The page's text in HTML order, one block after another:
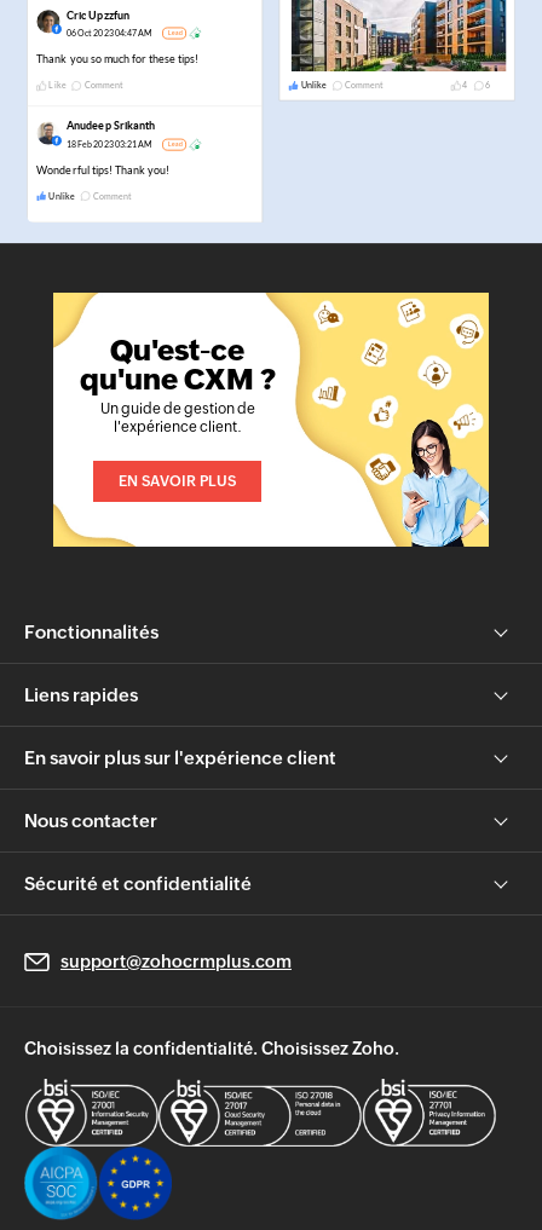
Qu'est-ce
qu'une CXM ?
Un guide de gestion de
l'expérience client.
EN SAVOIR PLUS
Fonctionnalités
Liens rapides
En savoir plus sur l'expérience client
Nous contacter
Sécurité et confidentialité
support@zohocrmplus.com
Choisissez la confidentialité. Choisissez Zoho.